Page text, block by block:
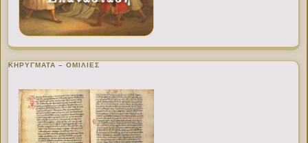
ΚΗΡΥΓΜΑΤΑ – ΟΜΙΛΙΕΣ